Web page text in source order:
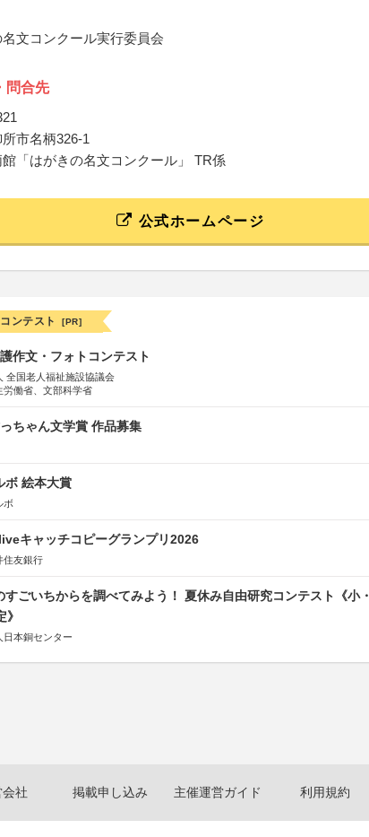
文コンクール実行委員会
問合先
市名柄326-1
「はがきの名文コンクール」 TR係
公式ホームページ
ンテスト [PR]
作文・フォトコンテスト
全国老人福祉施設協議会
働省、文部科学省
ちゃん文学賞 作品募集
ボ 絵本大賞
ボ
キャッチコピーグランプリ2026
住友銀行
すごいちからを調べてみよう！ 夏休み自由研究コンテスト《小・
日本銅センター
社 掲載申し込み 主催運営ガイド 利用規約